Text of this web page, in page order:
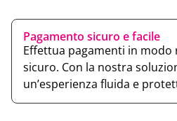
Pagamento sicuro e facile
Effettua pagamenti in modo
sicuro. Con la nostra
un’esperienza fluida e